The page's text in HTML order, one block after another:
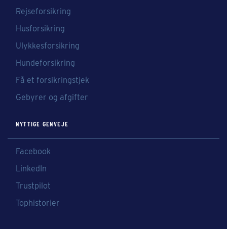
Rejseforsikring
Husforsikring
Ulykkesforsikring
Hundeforsikring
Få et forsikringstjek
Gebyrer og afgifter
NYTTIGE GENVEJE
Facebook
LinkedIn
Trustpilot
Tophistorier